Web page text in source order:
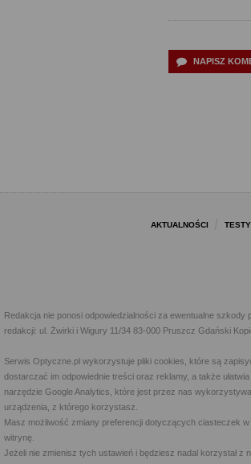
NAPISZ
AKTUALNOŚCI TESTY
Redakcja nie ponosi odpowiedzialności za ewentualne
redakcji: ul. Żwirki i Wigury 11/34 83-000 Pruszcz Gdański
Serwis Optyczne.pl wykorzystuje pliki cookies, które są
dostarczać im odpowiednie treści oraz reklamy, a także
narzędzie Google Analytics, które jest przez nas
urządzenia, z którego korzystasz.
Masz możliwość zmiany preferencji dotyczących ciasteczek
witrynę.
Jeżeli nie zmienisz tych ustawień i będziesz nadal korzystał